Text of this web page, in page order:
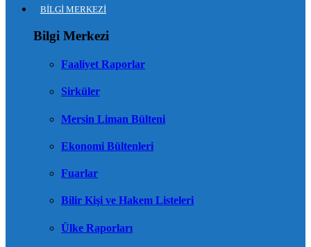
BİLGİ MERKEZİ
Bilgi Merkezi
Faaliyet Raporlar
Sirküler
Mersin Liman Bülteni
Ekonomi Bültenleri
Fuarlar
Bilir Kişi ve Hakem Listeleri
Ülke Raporları